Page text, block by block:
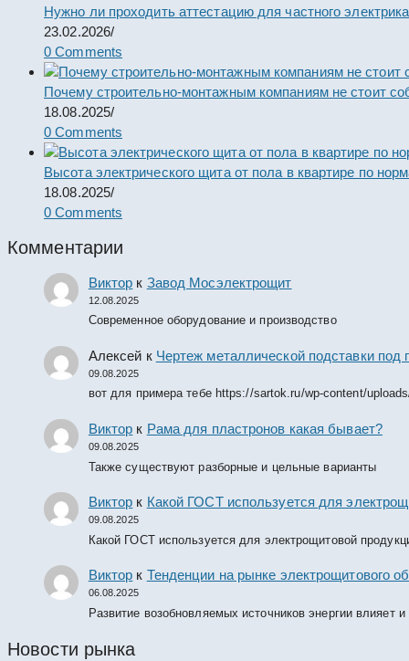
Нужно ли проходить аттестацию для частного
23.02.2026/
0 Comments
Почему строительно-монтажным компаниям не стоит
18.08.2025/
0 Comments
Высота электрического щита от пола в квартире по
18.08.2025/
0 Comments
Комментарии
Виктор к Завод Мосэлектрощит
12.08.2025
Современное оборудование и производство
Алексей к Чертеж металлической подставки
09.08.2025
вот для примера тебе https://sartok.ru/wp-content/
Виктор к Рама для пластронов какая бывает?
09.08.2025
Также существуют разборные и цельные варианты
Виктор к Какой ГОСТ используется для
09.08.2025
Какой ГОСТ используется для электрощитовой
Виктор к Тенденции на рынке электрощитового
06.08.2025
Развитие возобновляемых источников энергии влияет
Новости рынка